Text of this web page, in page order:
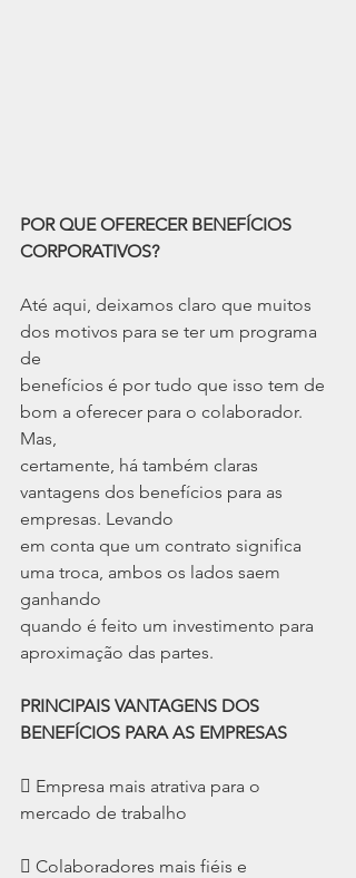
POR QUE OFERECER BENEFÍCIOS
CORPORATIVOS?
Até aqui, deixamos claro que muitos
dos motivos para se ter um programa
de
benefícios é por tudo que isso tem de
bom a oferecer para o colaborador.
Mas,
certamente, há também claras
vantagens dos benefícios para as
empresas. Levando
em conta que um contrato significa
uma troca, ambos os lados saem
ganhando
quando é feito um investimento para
aproximação das partes.
PRINCIPAIS VANTAGENS DOS
BENEFÍCIOS PARA AS EMPRESAS
 Empresa mais atrativa para o
mercado de trabalho
 Colaboradores mais fiéis e